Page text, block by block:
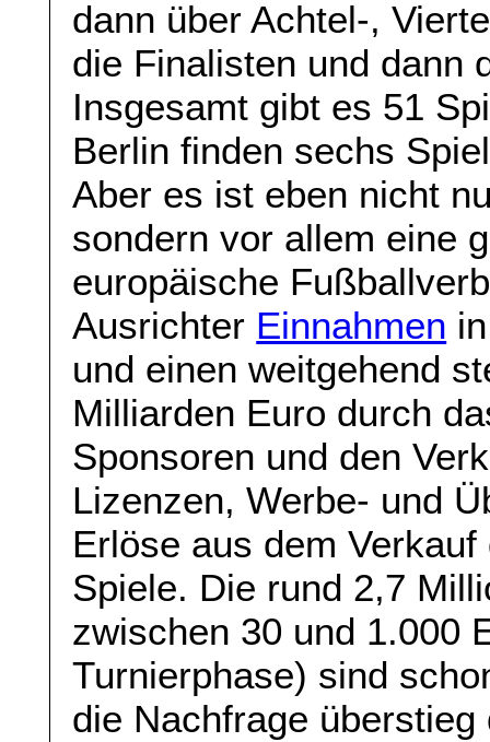
dann über Achtel-,
die Finalisten und dann
Insgesamt gibt es 51
Berlin finden sechs
Aber es ist eben nicht
sondern vor allem eine
europäische
Ausrichter Einnahmen
und einen weitgehend
Milliarden Euro durch
Sponsoren und den
Lizenzen, Werbe- und
Erlöse aus dem
Spiele. Die rund 2,7
zwischen 30 und 1.000
Turnierphase) sind
die Nachfrage